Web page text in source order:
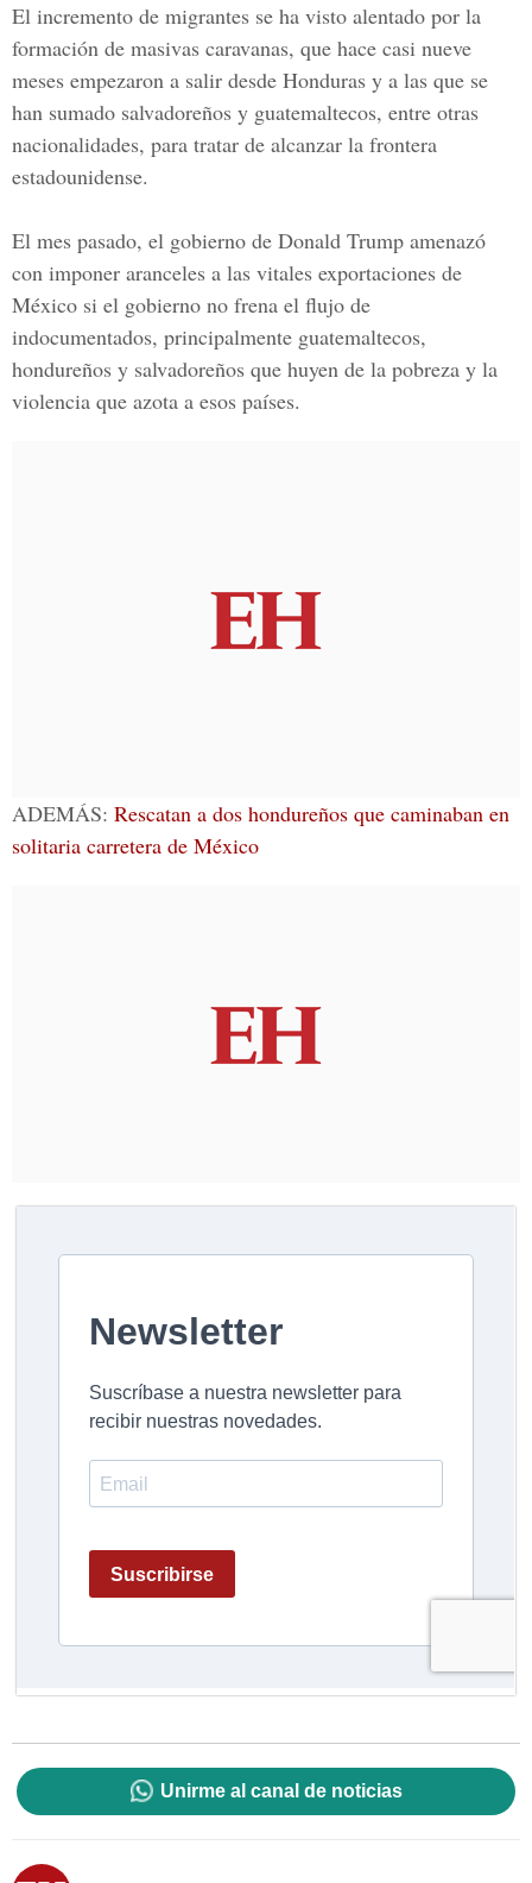
El incremento de migrantes se ha visto alentado por la
formación de masivas caravanas, que hace casi nueve
meses empezaron a salir desde Honduras y a las que se
han sumado salvadoreños y guatemaltecos, entre otras
nacionalidades, para tratar de alcanzar la frontera
estadounidense.
El mes pasado, el gobierno de Donald Trump amenazó
con imponer aranceles a las vitales exportaciones de
México si el gobierno no frena el flujo de
indocumentados, principalmente guatemaltecos,
hondureños y salvadoreños que huyen de la pobreza y la
violencia que azota a esos países.
ADEMÁS: Rescatan a dos hondureños que caminaban en
solitaria carretera de México
Unirme al canal de noticias